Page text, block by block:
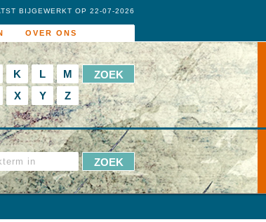
OVER ONS
BIJGEWERKT OP 22-07-2026
K L
M
X Y Z